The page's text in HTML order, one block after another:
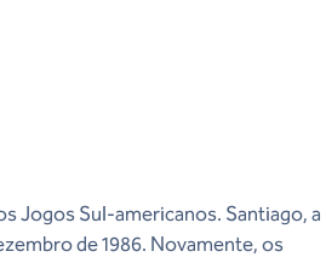
Jogos Sul-americanos. Santiago, a
de 1986. Novamente, os